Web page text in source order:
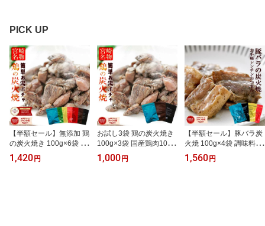
PICK UP
【半額セール】無添加 鶏
の炭火焼き 100g×6袋 国
産鶏肉100％ 自社製造 宮
崎名物 塩味 個包装 レト
1,420 円
お試し3袋 鶏の炭火焼き
100g×3袋 国産鶏肉10
0％ 自社製造 宮崎名物 無
添加 塩味 レトルト 常温
1,000 円
【半額セール】豚バラ炭
火焼 100g×4袋 調味料(ア
ミノ酸)・香料・保存料不
使用 加熱加圧殺菌 完全
1,560 円